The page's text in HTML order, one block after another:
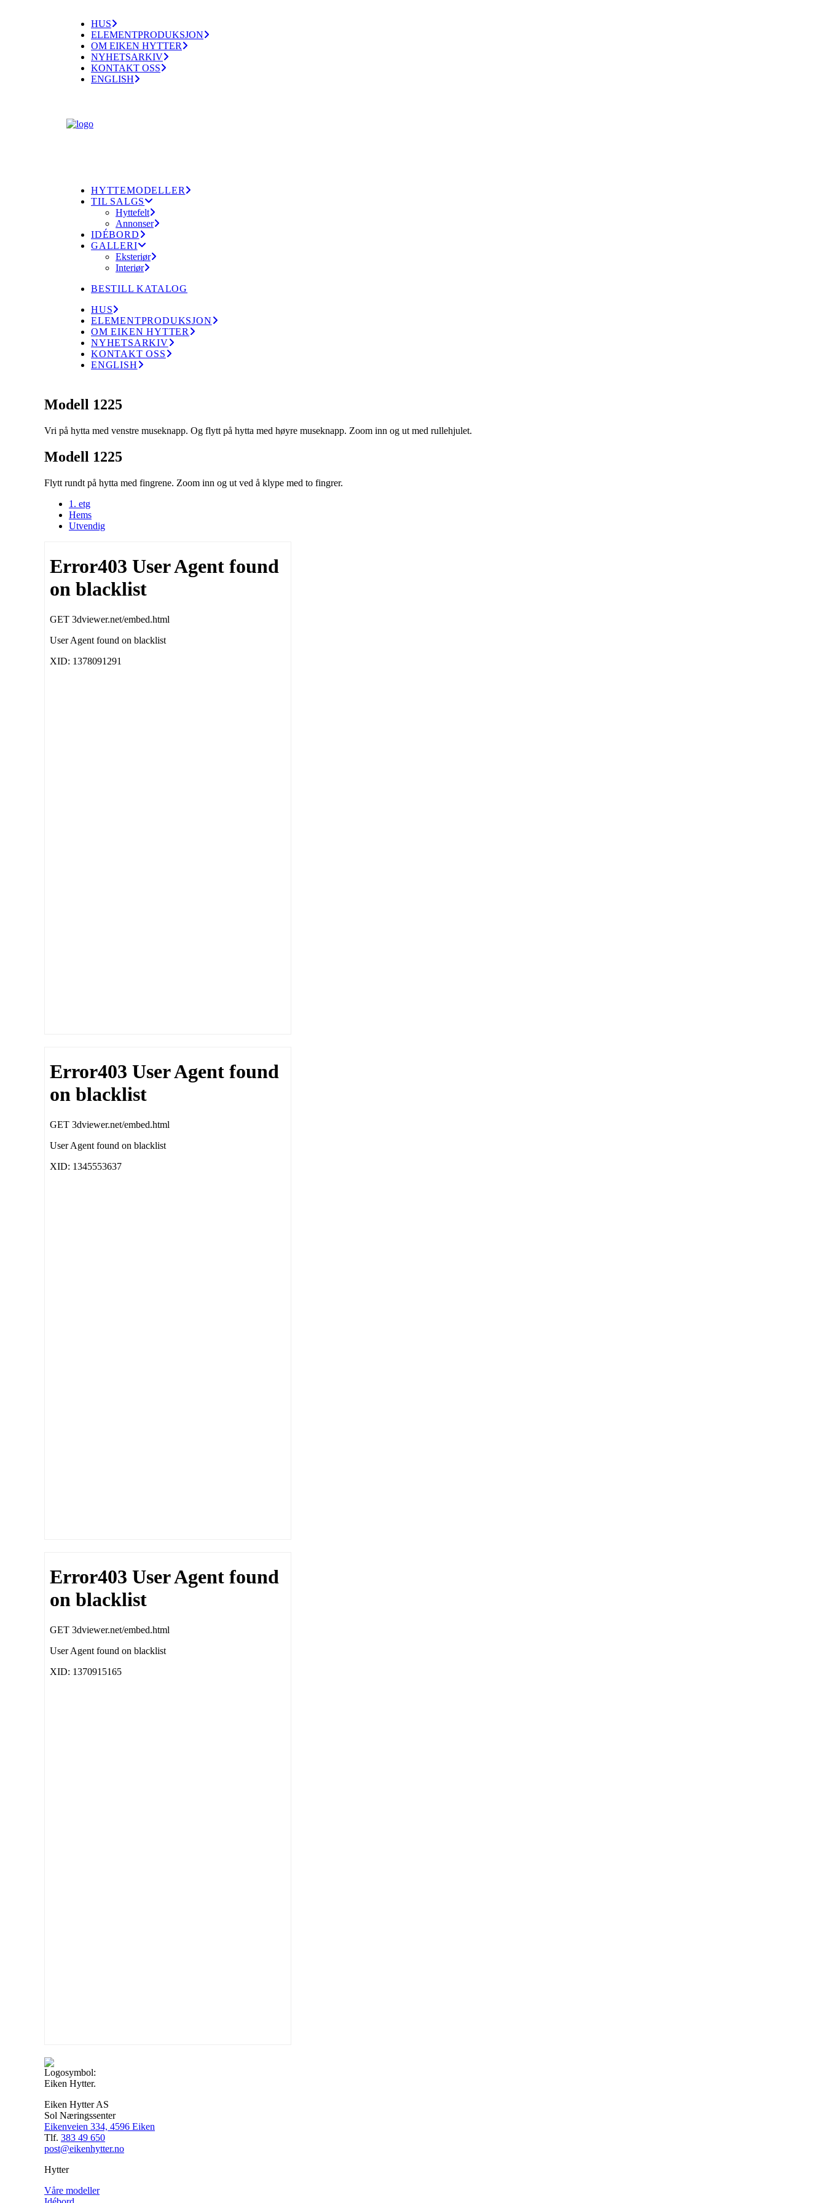
HUS
ELEMENTPRODUKSJON
OM EIKEN HYTTER
NYHETSARKIV
KONTAKT OSS
ENGLISH
HYTTEMODELLER
TIL SALGS
Hyttefelt
Annonser
IDÉBORD
GALLERI
Eksteriør
Interiør
BESTILL KATALOG
HUS
ELEMENTPRODUKSJON
OM EIKEN HYTTER
NYHETSARKIV
KONTAKT OSS
ENGLISH
Modell 1225
Vri på hytta med venstre museknapp. Og flytt på hytta med høyre museknapp. Zoom inn og ut med rullehjulet.
Modell 1225
Flytt rundt på hytta med fingrene. Zoom inn og ut ved å klype med to fingrer.
1. etg
Hems
Utvendig
Eiken Hytter AS
Sol Næringssenter
Eikenveien 334, 4596 Eiken
Tlf. 383 49 650
post@eikenhytter.no
Hytter
Våre modeller